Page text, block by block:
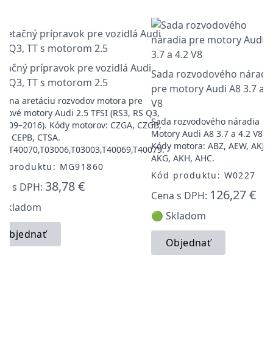
prípravok pre vozidlá Audi
Q3, TT s motorom 2.5
na aretáciu rozvodov motora pre
motory Audi 2.5 TFSI (RS3, RS Q3,
Kódy motorov: CZGA, CZGB,
CEPB, CTSA.
produktu: MG91860
s DPH: 38,78 €
Objednať
Sada rozvodového
pre motory Audi A8 3.7 a
V8
Sada rozvodového náradia
Motory Audi A8 3.7 a 4.2 V8.
Kódy motora: ABZ, AEW, AKJ,
AKG, AKH, AHC.
Kód produktu: W0227
Cena s DPH: 126,27 €
🟢 Skladom
Objednať